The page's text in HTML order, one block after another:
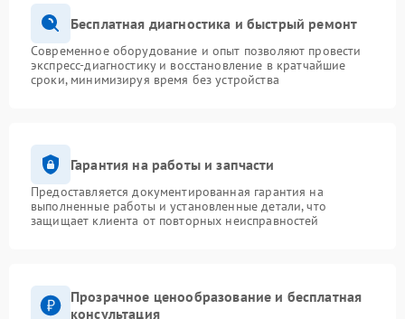
Бесплатная диагностика и быстрый ремонт
Современное оборудование и опыт позволяют провести
экспресс-диагностику и восстановление в кратчайшие
сроки, минимизируя время без устройства
Гарантия на работы и запчасти
Предоставляется документированная гарантия на
выполненные работы и установленные детали, что
защищает клиента от повторных неисправностей
Прозрачное ценообразование и бесплатная
консультация